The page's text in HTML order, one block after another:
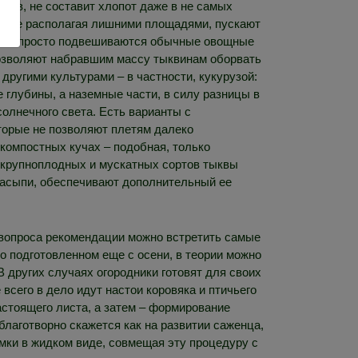
не составит хлопот даже в не самых
не располагая лишними площадями, пускают
просто подвешиваются обычные овощные
набравшим массу тыквинам оборвать
культурами – в частности, кукурузой:
а наземные части, в силу разницы в
света. Есть варианты с
не позволяют плетям далеко
кучах – подобная, только
и мускатных сортов тыквы
обеспечивают дополнительный ее
рекомендации можно встретить самые
подготовленном еще с осени, в теории можно
случаях огородники готовят для своих
в дело идут настои коровяка и птичьего
листа, а затем – формирование
скажется как на развитии саженца,
в жидком виде, совмещая эту процедуру с